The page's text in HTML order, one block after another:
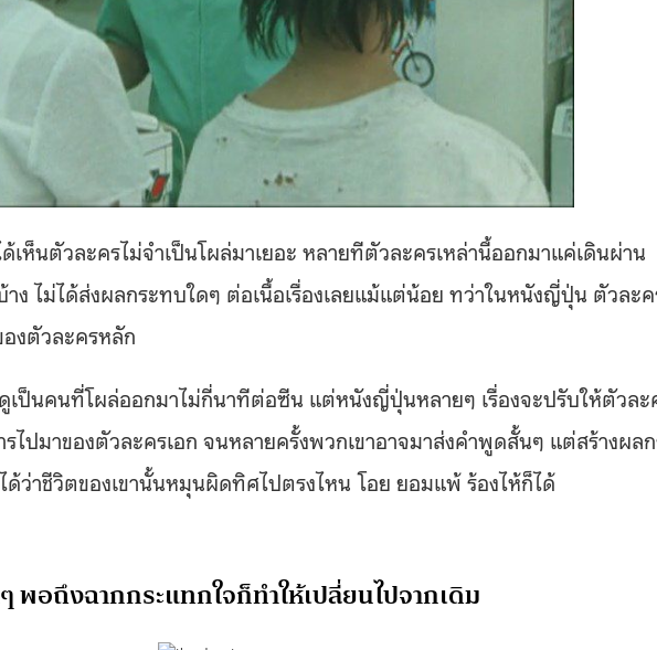
เห็นตัวละครไม่จำเป็นโผล่มาเยอะ หลายทีตัวละครเหล่านี้ออกมาแค่เดินผ่าน
ง ไม่ได้ส่งผลกระทบใดๆ ต่อเนื้อเรื่องเลยแม้แต่น้อย ทว่าในหนังญี่ปุ่น ตัวละ
งตัวละครหลัก
เป็นคนที่โผล่ออกมาไม่กี่นาทีต่อซีน แต่หนังญี่ปุ่นหลายๆ เรื่องจะปรับให้ตัวละ
ไปมาของตัวละครเอก จนหลายครั้งพวกเขาอาจมาส่งคำพูดสั้นๆ แต่สร้างผล
ว่าชีวิตของเขานั้นหมุนผิดทิศไปตรงไหน โอย ยอมแพ้ ร้องไห้ก็ได้
พอถึงฉากกระแทกใจก็ทำให้เปลี่ยนไปจากเดิม